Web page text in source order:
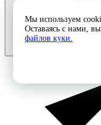
Мы используем
Оставаясь с нами,
файлов куки.